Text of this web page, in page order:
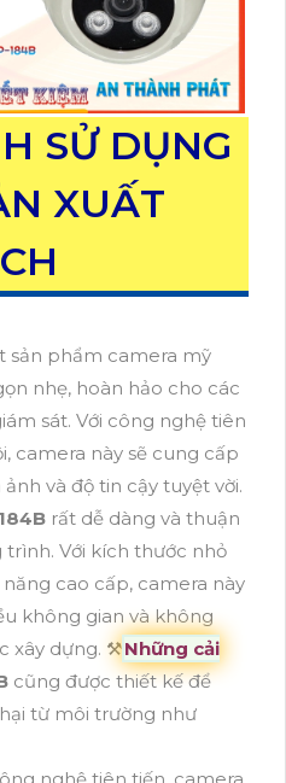
SỬ DỤNG
XUẤT
sản phẩm camera mỹ
nhẹ, hoàn hảo cho các
sát. Với công nghệ tiên
camera này sẽ cung cấp
và độ tin cậy tuyệt vời.
rất dễ dàng và thuận
Với kích thước nhỏ
cao cấp, camera này
không gian và không
xây dựng. ⚒Những cải
cũng được thiết kế để
từ môi trường như